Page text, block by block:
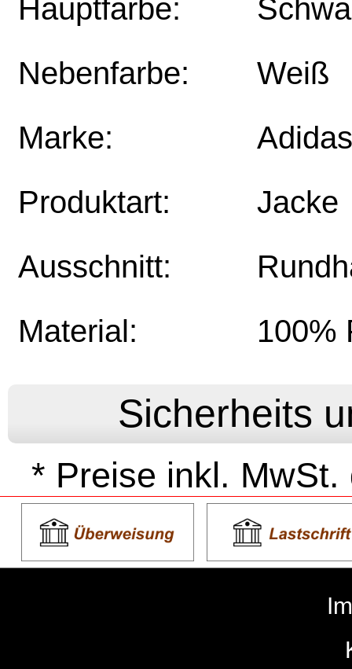
Hauptfarbe:
Nebenfarbe:
Weiß
Marke:
Adidas
Produktart:
Jacke
Ausschnitt:
Material:
100%
* Preise inkl.